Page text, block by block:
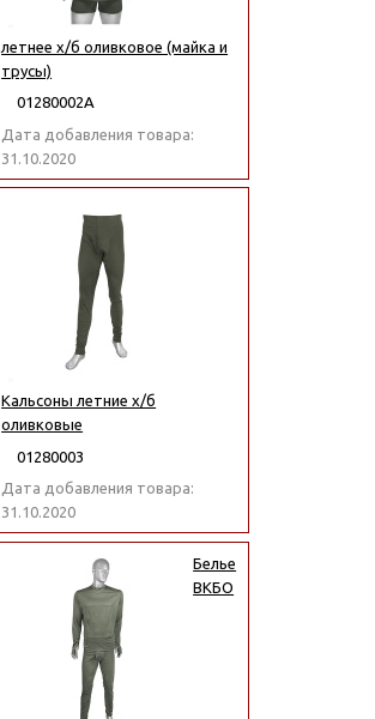
летнее х/б оливковое (майка и
трусы)
01280002А
Дата добавления товара:
31.10.2020
Кальсоны летние х/б
оливковые
01280003
Дата добавления товара:
31.10.2020
Белье
ВКБО